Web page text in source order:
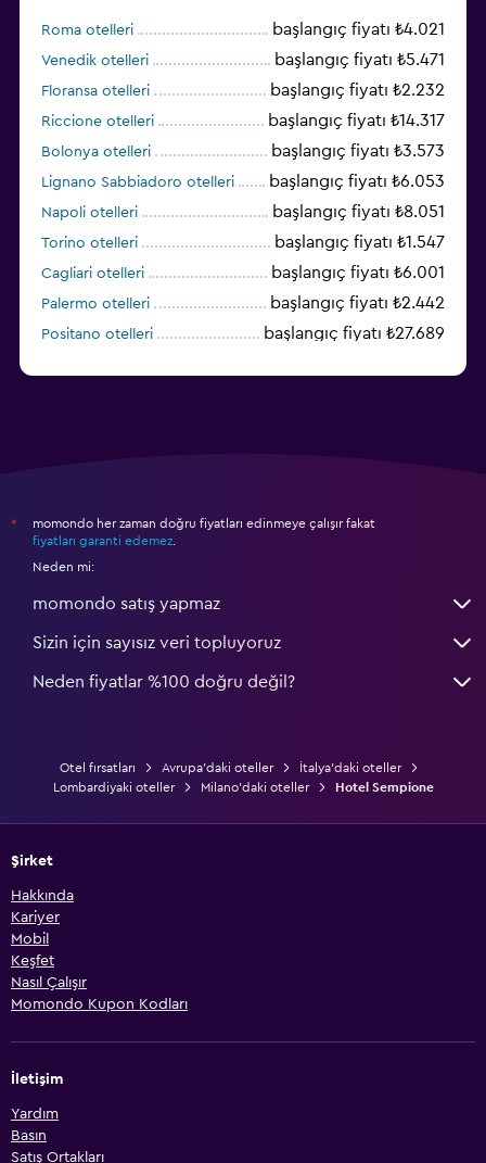
Roma otelleri başlangıç fiyatı ₺4.021
Venedik otelleri başlangıç fiyatı ₺5.471
Floransa otelleri başlangıç fiyatı ₺2.232
Riccione otelleri başlangıç fiyatı ₺14.317
Bolonya otelleri başlangıç fiyatı ₺3.573
Lignano Sabbiadoro otelleri başlangıç fiyatı ₺6.053
Napoli otelleri başlangıç fiyatı ₺8.051
Torino otelleri başlangıç fiyatı ₺1.547
Cagliari otelleri başlangıç fiyatı ₺6.001
Palermo otelleri başlangıç fiyatı ₺2.442
Positano otelleri başlangıç fiyatı ₺27.689
*
momondo her zaman doğru fiyatları edinmeye çalışır fakat
fiyatları garanti edemez
Neden mi:
momondo satış yapmaz
Sizin için sayısız veri topluyoruz
Neden fiyatlar %100 doğru değil?
Otel fırsatları Avrupa'daki oteller
İtalya'daki oteller
Lombardiyaki oteller
Milano'daki oteller Hotel Sempione
Şirket
Hakkında
Kariyer
Mobil
Keşfet
Nasıl Çalışır
Momondo Kupon Kodları
İletişim
Yardım
Basın
Satış Ortakları